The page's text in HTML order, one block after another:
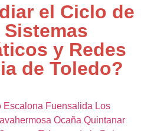
el Ciclo de
y Redes
de Toledo?
Escalona Fuensalida Los
Ocaña Quintanar